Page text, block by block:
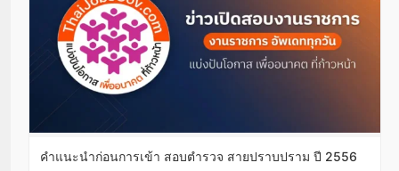
คำแนะนำก่อนการเข้า สอบตำรวจ สายปราบปราม ปี 2556